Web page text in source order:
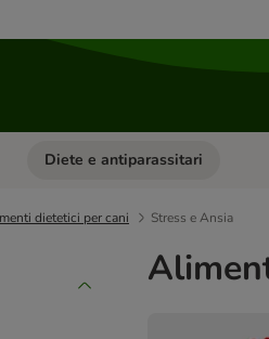
Cani
Apri Menu Categoria: Gatti
Diete e antiparassitari
dietetici per cani Stress e Ansia